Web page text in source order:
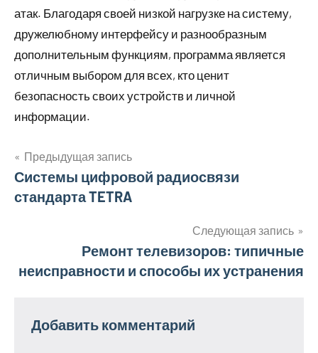
атак. Благодаря своей низкой нагрузке на систему,
дружелюбному интерфейсу и разнообразным
дополнительным функциям, программа является
отличным выбором для всех, кто ценит
безопасность своих устройств и личной
информации.
Навигация
по
Предыдущая запись
Системы цифровой радиосвязи
стандарта TETRA
Следующая запись
Ремонт телевизоров: типичные
неисправности и способы их устранения
Добавить комментарий